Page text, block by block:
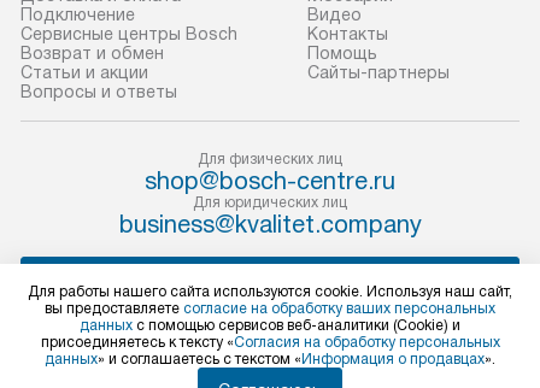
Если необходимо переместить
прибор до места установки,
пожалуйста, предварительно
уточните это с менеджером.
дополнительная плата. Важно
учитывать, что если размеры
прибора не позволяют ему пройти
демонтировать дверцы, ручки или
другие выступающие элементы, так
как это может привести к отказу
от категории,
монтаж техники
на место с
подключение к
Подключение
Сервисные центры Bosch
Возврат и обмен
Статьи и акции
Вопросы и ответы
Видео
Контакты
Помощь
Сайты-партнеры
Для физических лиц
shop@bosch-centre.ru
Для юридических лиц
business@kvalitet.company
Политика конфиденциальности
Условия продажи
Для работы нашего сайта используются cookie. Используя наш сайт,
вы предоставляете согласие на обработку ваших персональных
данных с помощью сервисов веб-аналитики (Cookie) и
присоединяетесь к тексту «Согласия на обработку персональных
данных» и соглашаетесь с текстом « Информация о продавцах».